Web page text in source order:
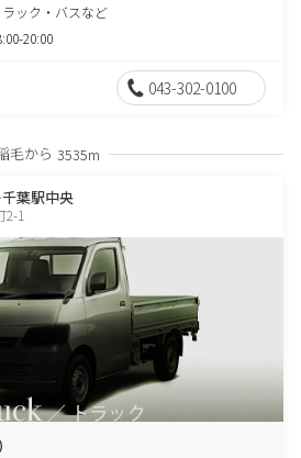
ラック・バスなど
20:00
043-302-0100
毛から 3535m
葉駅中央
2-1